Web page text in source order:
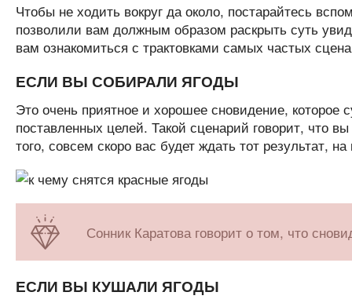
Чтобы не ходить вокруг да около, постарайтесь
позволили вам должным образом раскрыть суть
вам ознакомиться с трактовками самых частых
ЕСЛИ ВЫ СОБИРАЛИ ЯГОДЫ
Это очень приятное и хорошее сновидение, которое
поставленных целей. Такой сценарий говорит, что
того, совсем скоро вас будет ждать тот результат,
Сонник Каратова говорит о том, что
ЕСЛИ ВЫ КУШАЛИ ЯГОДЫ